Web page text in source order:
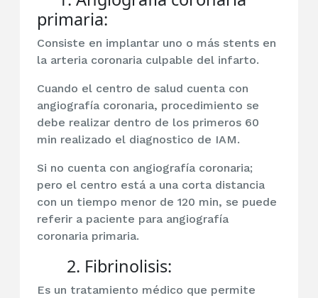
primaria:
Consiste en implantar uno o más stents en
la arteria coronaria culpable del infarto.
Cuando el centro de salud cuenta con
angiografía coronaria, procedimiento se
debe realizar dentro de los primeros 60
min realizado el diagnostico de IAM.
Si no cuenta con angiografía coronaria;
pero el centro está a una corta distancia
con un tiempo menor de 120 min, se puede
referir a paciente para angiografía
coronaria primaria.
2. Fibrinolisis:
Es un tratamiento médico que permite